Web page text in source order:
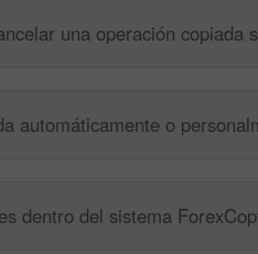
una operación
automáticamente o
dentro del sistema